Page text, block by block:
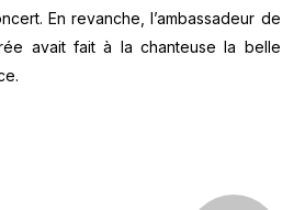
En revanche, l’ambassadeur de
avait fait à la chanteuse la belle